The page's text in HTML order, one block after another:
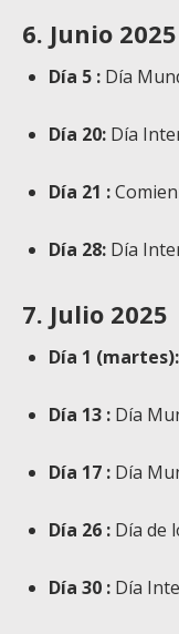
6. Junio 2025
Día 5 : Día
Día 20: Día
Día 21 :
Día 28: Día
7. Julio 2025
Día 1 (martes):
Día 13 : Día
Día 17 : Día
Día 26 : Día de
Día 30 : Día